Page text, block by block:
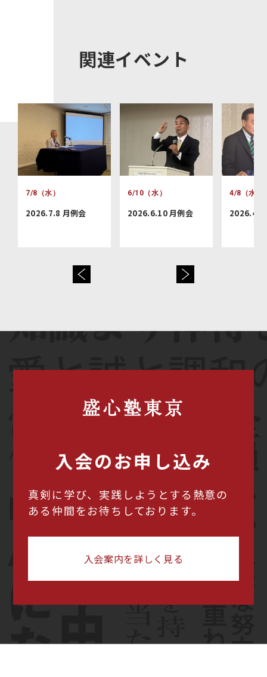
関連イベント
7/8（水）
2026.7.8 月例会
6/10（水）
2026.6.10 月例会
4/8（水）
2026.4.8
盛心塾東京
入会のお申し込み
真剣に学び、実践しようとする熱意の
ある仲間をお待ちしております。
入会案内を詳しく見る